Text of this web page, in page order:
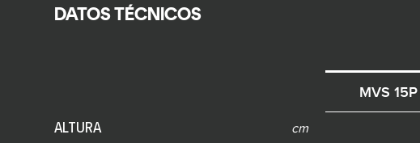
DATOS TÉCNICOS
MVS 15P
ALTURA cm